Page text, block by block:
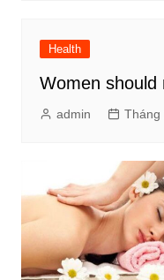
Health
Women should
admin Tháng